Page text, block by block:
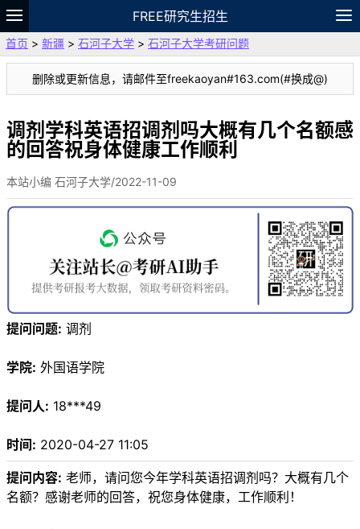
FREE研究生招生
题库
故事 专题 APP 笔记
VIP
资料
首页 > 新疆 > 石河子大学 > 石河子大学考研问题
删除或更新信息，请邮件至freekaoyan#163.com(#换成@)
调剂学科英语招调剂吗大概有几个名额感
的回答祝身体健康工作顺利
本站小编 石河子大学/2022-11-09
提问问题: 调剂
学院: 外国语学院
提问人: 18***49
时间: 2020-04-27 11:05
提问内容: 老师，请问您今年学科英语招调剂吗？大概有几个
名额？感谢老师的回答，祝您身体健康，工作顺利！